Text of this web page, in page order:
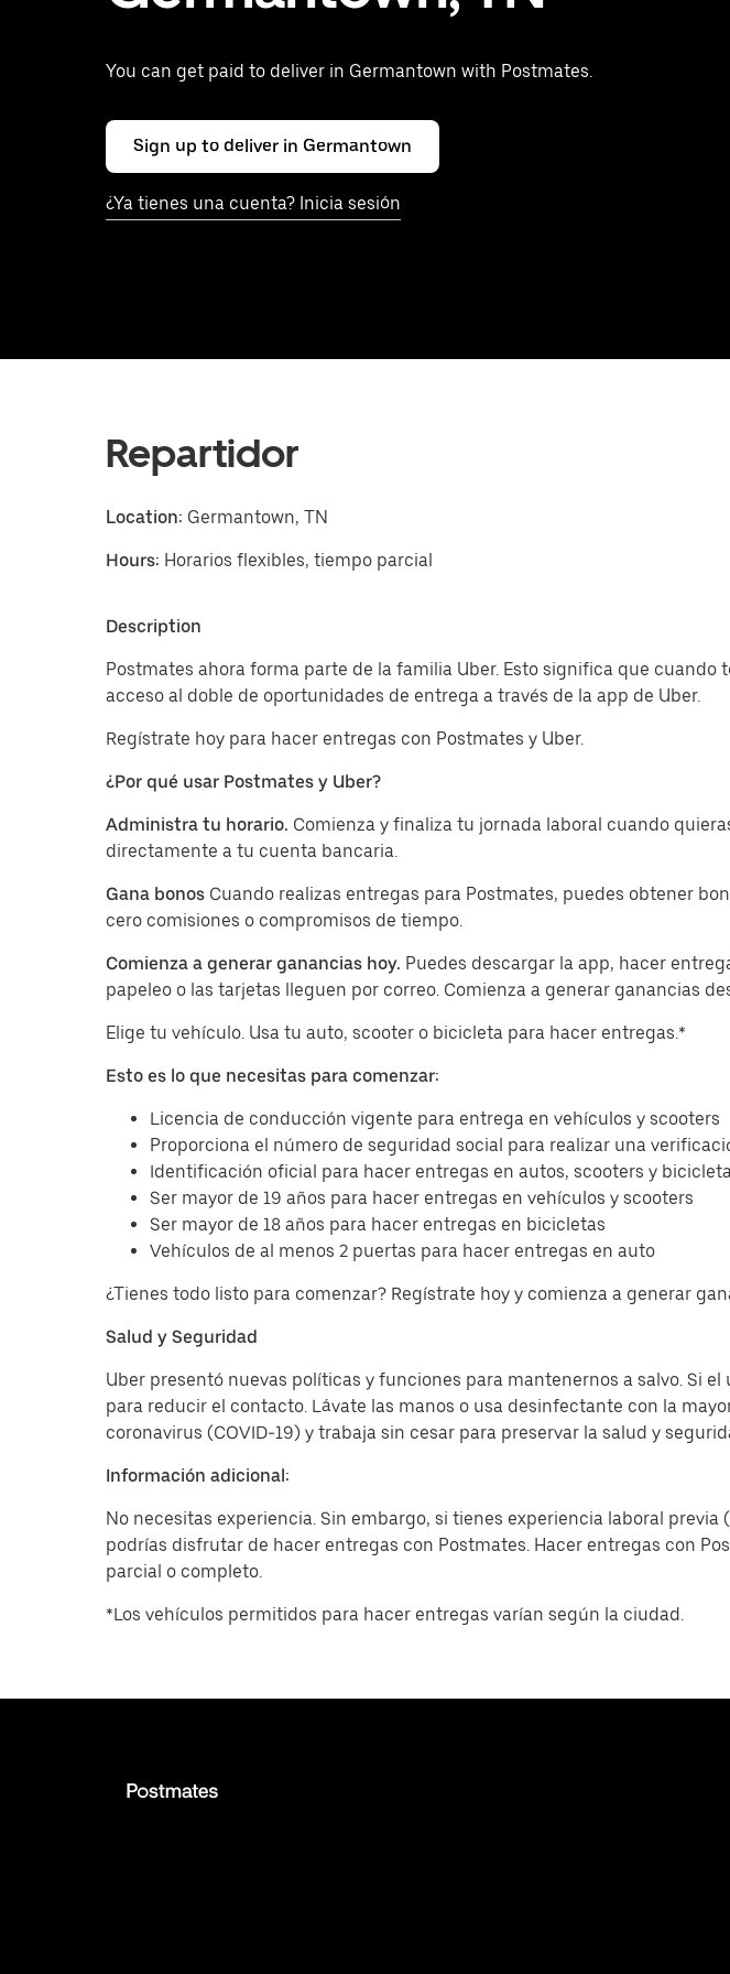
You can get paid to deliver in Germantown with Postmates.
Sign up to deliver in Germantown
¿Ya tienes una cuenta? Inicia sesión
Repartidor
Location: Germantown, TN
Hours: Horarios flexibles, tiempo parcial
Description
Postmates ahora forma parte de la familia Uber. Esto significa que
acceso al doble de oportunidades de entrega a través de la app de Uber.
Regístrate hoy para hacer entregas con Postmates y Uber.
¿Por qué usar Postmates y Uber?
Administra tu horario. Comienza y finaliza tu jornada laboral cuando
directamente a tu cuenta bancaria.
Gana bonos Cuando realizas entregas para Postmates, puedes obtener
cero comisiones o compromisos de tiempo.
Comienza a generar ganancias hoy. Puedes descargar la app, hacer
papeleo o las tarjetas lleguen por correo. Comienza a generar ganancias
Elige tu vehículo. Usa tu auto, scooter o bicicleta para hacer entregas.*
Esto es lo que necesitas para comenzar:
Licencia de conducción vigente para entrega en vehículos y scooters
Proporciona el número de seguridad social para realizar una
Identificación oficial para hacer entregas en autos, scooters y
Ser mayor de 19 años para hacer entregas en vehículos y scooters
Ser mayor de 18 años para hacer entregas en bicicletas
Vehículos de al menos 2 puertas para hacer entregas en auto
¿Tienes todo listo para comenzar? Regístrate hoy y comienza a generar
Salud y Seguridad
Uber presentó nuevas políticas y funciones para mantenernos a salvo. Si
para reducir el contacto. Lávate las manos o usa desinfectante con la
coronavirus (COVID-19) y trabaja sin cesar para preservar la salud y
Información adicional:
No necesitas experiencia. Sin embargo, si tienes experiencia laboral
podrías disfrutar de hacer entregas con Postmates. Hacer entregas con
parcial o completo.
*Los vehículos permitidos para hacer entregas varían según la ciudad.